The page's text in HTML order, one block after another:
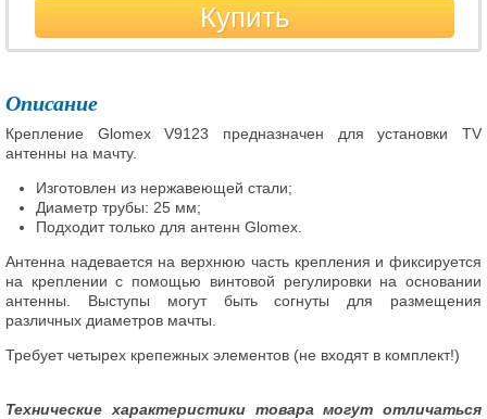
Купить
Описание
Крепление Glomex V9123 предназначен для установки TV
антенны на мачту.
Изготовлен из нержавеющей стали;
Диаметр трубы: 25 мм;
Подходит только для антенн Glomex.
Антенна надевается на верхнюю часть крепления и фиксируется
на креплении с помощью винтовой регулировки на основании
антенны. Выступы могут быть согнуты для размещения
различных диаметров мачты.
Требует четырех крепежных элементов (не входят в комплект!)
Технические характеристики товара могут отличаться